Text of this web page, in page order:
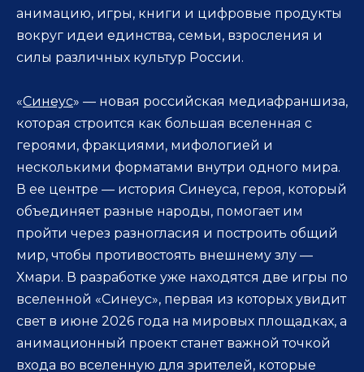
анимацию, игры, книги и цифровые продукты
вокруг идеи единства, семьи, взросления и
силы различных культур России.
«Синеус» — новая российская медиафраншиза,
которая строится как большая вселенная с
героями, фракциями, мифологией и
несколькими форматами внутри одного мира.
В ее центре — история Синеуса, героя, который
объединяет разные народы, помогает им
пройти через разногласия и построить общий
мир, чтобы противостоять внешнему злу —
Хмари. В разработке уже находятся две игры по
вселенной «Синеус», первая из которых увидит
свет в июне 2026 года на мировых площадках, а
анимационный проект станет важной точкой
входа во вселенную для зрителей, которые